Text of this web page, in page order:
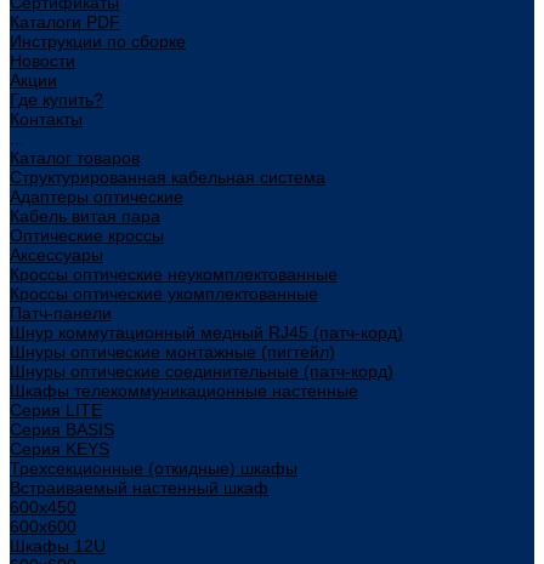
Каталоги PDF
Инструкции по сборке
Новости
Акции
Где купить?
Контакты
Каталог товаров
Структурированная кабельная система
Адаптеры оптические
Кабель витая пара
Оптические кроссы
Аксессуары
Кроссы оптические неукомплектованные
Кроссы оптические укомплектованные
Патч-панели
Шнур коммутационный медный RJ45 (патч-корд)
Шнуры оптические монтажные (пигтейл)
Шнуры оптические соединительные (патч-корд)
Шкафы телекоммуникационные настенные
Cерия LITE
Cерия BASIS
Cерия KEYS
Трехсекционные (откидные) шкафы
Встраиваемый настенный шкаф
600x450
600x600
Шкафы 12U